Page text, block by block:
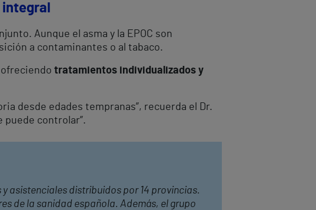
Aunque el asma y la EPOC son
a contaminantes o al tabaco.
ofreciendo tratamientos individualizados y
desde edades tempranas”, recuerda el Dr.
puede controlar”.
asistenciales distribuidos por 14 provincias.
de la sanidad española. Además, el grupo